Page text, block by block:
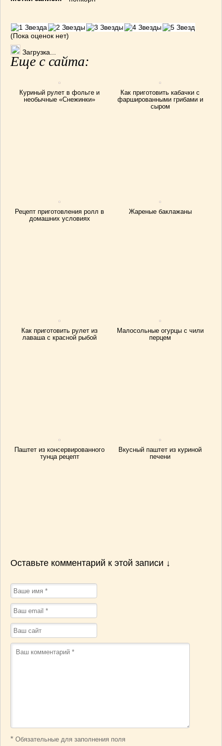
(Пока оценок нет)
Загрузка...
Еще с сайта:
Куриный рулет в фольге и
необычные «Снежинки»
Как приготовить кабачки с
фаршированными грибами и
сыром
Рецепт приготовления ролл в
домашних условиях
Жареные баклажаны
Как приготовить рулет из
лаваша с красной рыбой
Малосольные огурцы с чили
перцем
Паштет из консервированного
тунца рецепт
Вкусный паштет из куриной
печени
Оставьте комментарий к этой записи ↓
* Обязательные для заполнения поля